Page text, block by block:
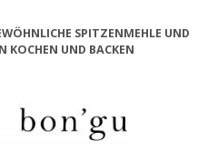
SPITZENMEHLE UND V
UND BACKEN